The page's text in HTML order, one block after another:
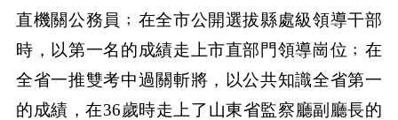
直機關公務員﹔在全市公開選拔縣處級領導干部
時，以第一名的成績走上市直部門領導崗位﹔在
全省一推雙考中過關斬將，以公共知識全省第一
的成績，在36歲時走上了山東省監察廳副廳長的